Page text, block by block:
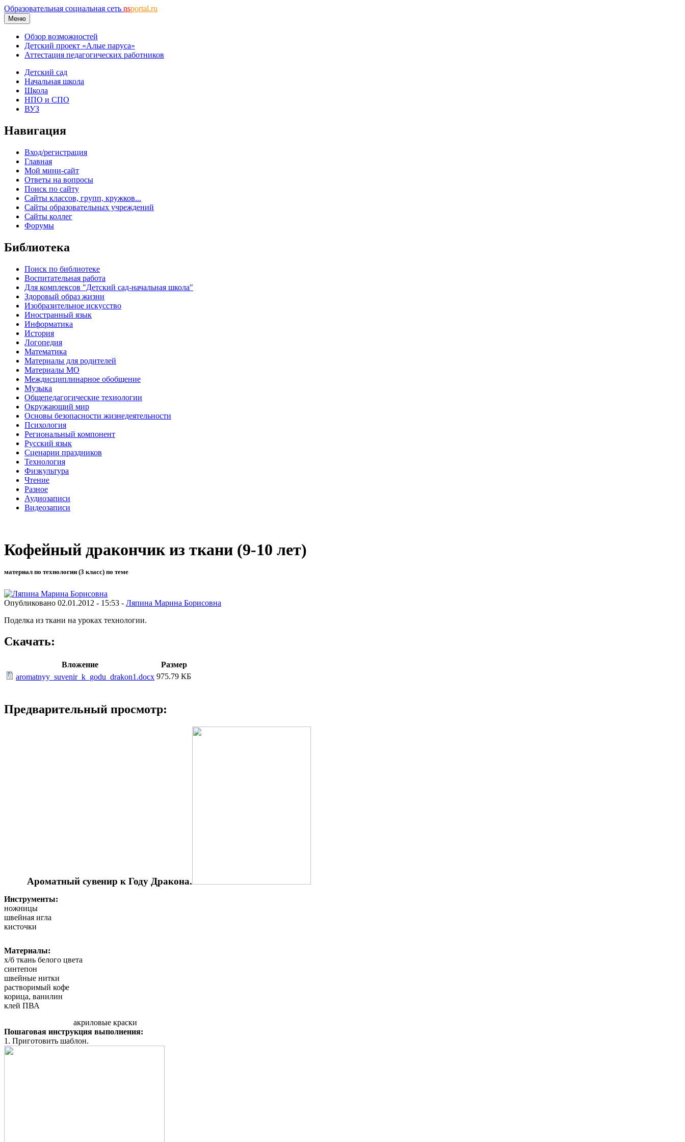
Образовательная социальная сеть nsportal.ru
Меню
Обзор возможностей
Детский проект «Алые паруса»
Аттестация педагогических работников
Детский сад
Начальная школа
Школа
НПО и СПО
ВУЗ
Навигация
Вход/регистрация
Главная
Мой мини-сайт
Ответы на вопросы
Поиск по сайту
Сайты классов, групп, кружков...
Сайты образовательных учреждений
Сайты коллег
Форумы
Библиотека
Поиск по библиотеке
Воспитательная работа
Для комплексов "Детский сад-начальная школа"
Здоровый образ жизни
Изобразительное искусство
Иностранный язык
Информатика
История
Логопедия
Математика
Материалы для родителей
Материалы МО
Междисциплинарное обобщение
Музыка
Общепедагогические технологии
Окружающий мир
Основы безопасности жизнедеятельности
Психология
Региональный компонент
Русский язык
Сценарии праздников
Технология
Физкультура
Чтение
Разное
Аудиозаписи
Видеозаписи
Кофейный дракончик из ткани (9-10 лет)
материал по технологии (3 класс) по теме
Опубликовано 02.01.2012 - 15:53 - Ляпина Марина Борисовна
Поделка из ткани на уроках технологии.
Скачать:
Вложение
Размер
aromatnyy_suvenir_k_godu_drakon1.docx 975.79 КБ
Предварительный просмотр:
Ароматный сувенир к Году Дракона.
Инструменты:
ножницы
швейная игла
кисточки
Материалы:
х/б ткань белого цвета
синтепон
швейные нитки
растворимый кофе
корица, ванилин
клей ПВА
акриловые краски
Пошаговая инструкция выполнения:
1. Приготовить шаблон.